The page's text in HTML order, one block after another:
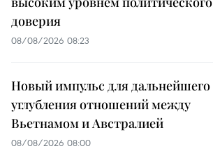
доверия
08/08/2026 08:23
Новый импульс для дальнейшего
углубления отношений между
Вьетнамом и Австралией
08/08/2026 08:00